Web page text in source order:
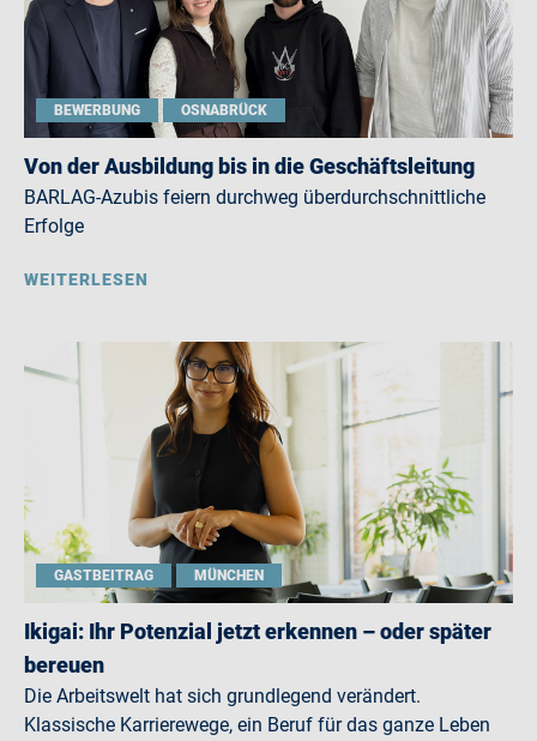
BEWERBUNG OSNABRÜCK
Von der Ausbildung bis in die Geschäftsleitung
BARLAG-Azubis feiern durchweg überdurchschnittliche
Erfolge
WEITERLESEN
GASTBEITRAG MÜNCHEN
Ikigai: Ihr Potenzial jetzt erkennen – oder später
bereuen
Die Arbeitswelt hat sich grundlegend verändert.
Klassische Karrierewege, ein Beruf für das ganze Leben